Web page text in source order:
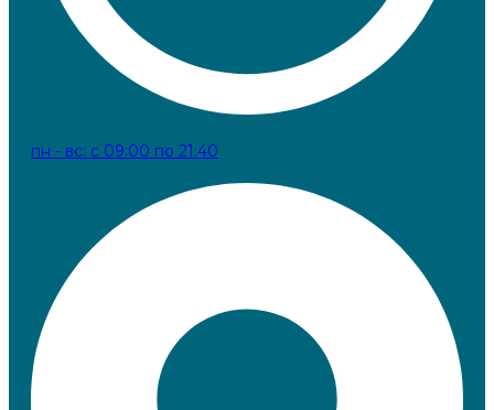
пн - вс: с 09:00 по 21:40